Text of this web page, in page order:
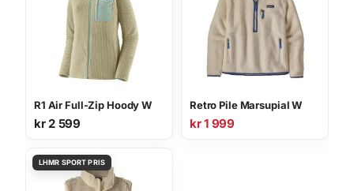
R1 Air Full-Zip Hoody W
kr2 599
Retro Pile Marsupial W
kr1 999